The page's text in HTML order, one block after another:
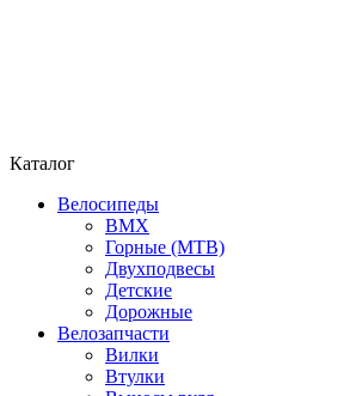
Каталог
Велосипеды
BMX
Горные (MTB)
Двухподвесы
Детские
Дорожные
Велозапчасти
Вилки
Втулки